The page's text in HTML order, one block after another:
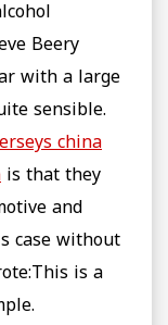
Beery
with a large
sensible.
china
is that they
and
case without
is a